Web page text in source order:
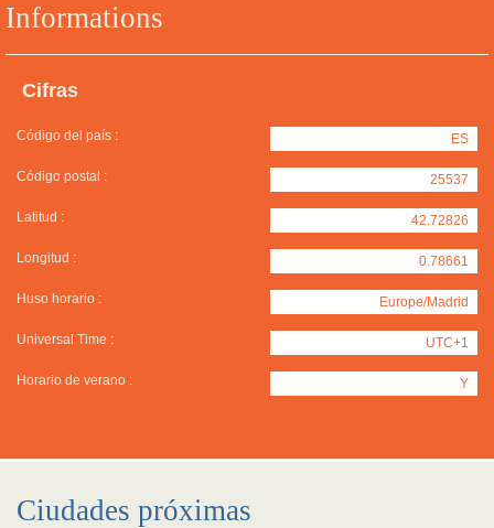
Informations
Cifras
Código del país : ES
Código postal : 25537
Latitud : 42.72826
Longitud : 0.78661
Huso horario : Europe/Madrid
Universal Time : UTC+1
Horario de verano : Y
Ciudades próximas